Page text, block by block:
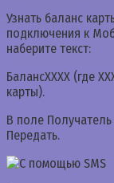
Узнать баланс
подключения к
наберите текст:
БалансХХХХ (где
карты).
В поле
Передать.